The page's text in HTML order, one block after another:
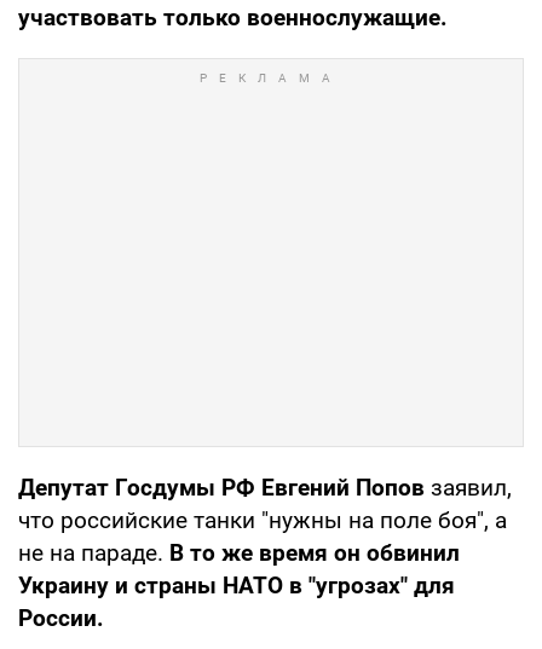
участвовать только военнослужащие.
Депутат Госдумы РФ Евгений Попов заявил,
что российские танки "нужны на поле боя", а
не на параде. В то же время он обвинил
Украину и страны НАТО в "угрозах" для
России.